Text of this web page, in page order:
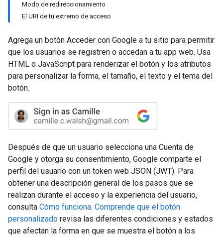
Modo de redireccionamiento
El URI de tu extremo de acceso
Agrega un botón Acceder con Google a tu sitio para permitir
que los usuarios se registren o accedan a tu app web. Usa
HTML o JavaScript para renderizar el botón y los atributos
para personalizar la forma, el tamaño, el texto y el tema del
botón.
Después de que un usuario selecciona una Cuenta de
Google y otorga su consentimiento, Google comparte el
perfil del usuario con un token web JSON (JWT). Para
obtener una descripción general de los pasos que se
realizan durante el acceso y la experiencia del usuario,
consulta Cómo funciona. Comprende que el botón
personalizado revisa las diferentes condiciones y estados
que afectan la forma en que se muestra el botón a los